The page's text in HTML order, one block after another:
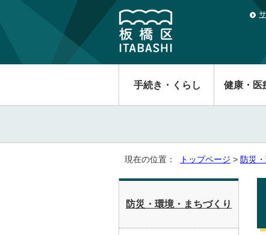
手続き・くらし 健康・医
現在の位置： トップページ > 防災
防災・環境・まちづくり